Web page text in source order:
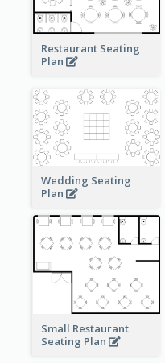
Restaurant Seating
Plan
Wedding Seating
Plan
Small Restaurant
Seating Plan